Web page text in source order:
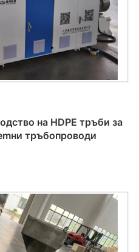
на HDPE тръби за
тръбопроводи